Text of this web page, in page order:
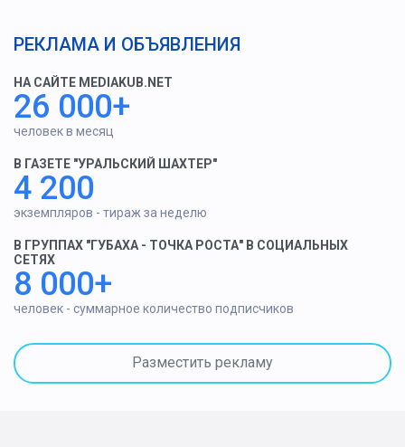
РЕКЛАМА И ОБЪЯВЛЕНИЯ
НА САЙТЕ MEDIAKUB.NET
26 000+
человек в месяц
В ГАЗЕТЕ "УРАЛЬСКИЙ ШАХТЕР"
4 200
экземпляров - тираж за неделю
В ГРУППАХ "ГУБАХА - ТОЧКА РОСТА" В СОЦИАЛЬНЫХ
СЕТЯХ
8 000+
человек - суммарное количество подписчиков
Разместить рекламу